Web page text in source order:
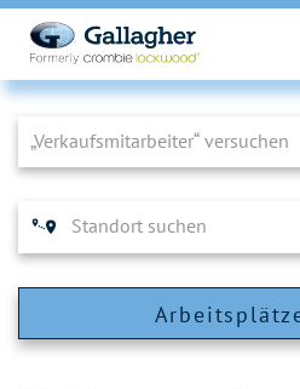
Job Search Page